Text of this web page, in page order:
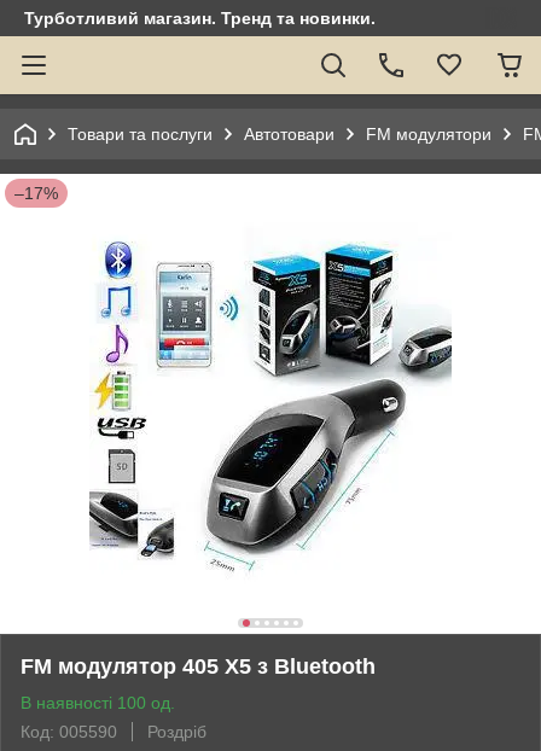
Турботливий магазин. Тренд та новинки.
Товари та послуги Автотовари FM модулятори
–17%
FM модулятор 405 X5 з Bluetooth
В наявності 100 од.
Код: 005590
Роздріб